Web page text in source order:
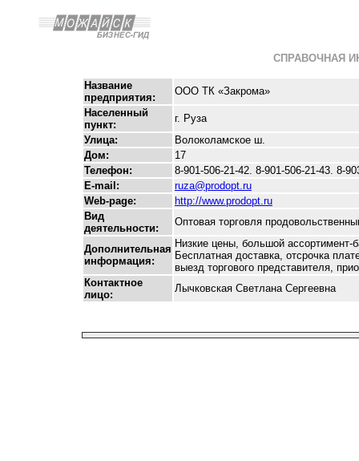
СПРАВОЧНАЯ
Название
предприятия:
ООО ТК «Закрома»
Населенный
пункт:
г. Руза
Улица:
Волоколамское ш.
Дом:
17
Телефон:
8-901-506-21-42. 8-901-506-21-43. 8-
E-mail:
ruza@prodopt.ru
Web-page:
http://www.prodopt.ru
Вид
деятельности:
Оптовая торговля
Дополнительная
информация:
Низкие цены, большой ассортимент-
Бесплатная доставка, отсрочка
выезд торгового представителя,
Контактное
лицо:
Лычковская Светлана Сергеевна